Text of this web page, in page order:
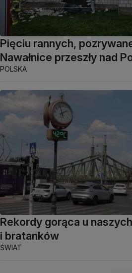
Pięciu rannych,
Nawałnice przeszły nad
POLSKA
Rekordy gorąca u
i bratanków
ŚWIAT